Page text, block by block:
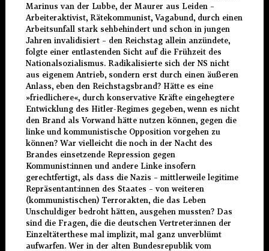
Marinus van der Lubbe, der Maurer aus Leiden –
Arbeiteraktivist, Rätekommunist, Vagabund, durch einen
Arbeitsunfall stark sehbehindert und schon in jungen
Jahren invalidisiert – den Reichstag allein anzündete,
folgte einer entlastenden Sicht auf die Frühzeit des
Nationalsozialismus. Radikalisierte sich der NS nicht
aus eigenem Antrieb, sondern erst durch einen äußeren
Anlass, eben den Reichstagsbrand? Hätte es eine
»friedlichere«, durch konservative Kräfte eingehegtere
Entwicklung des Hitler-Regimes gegeben, wenn es nicht
den Brand als Vorwand hätte nutzen können, gegen die
linke und kommunistische Opposition vorgehen zu
können? War vielleicht die noch in der Nacht des
Brandes einsetzende Repression gegen
Kommunist:innen und andere Linke insofern
gerechtfertigt, als dass die Nazis – mittlerweile legitime
Repräsentant:innen des Staates – von weiteren
(kommunistischen) Terrorakten, die das Leben
Unschuldiger bedroht hätten, ausgehen mussten? Das
sind die Fragen, die die deutschen Vertreter:innen der
Einzeltäterthese mal implizit, mal ganz unverblümt
aufwarfen. Wer in der alten Bundesrepublik vom